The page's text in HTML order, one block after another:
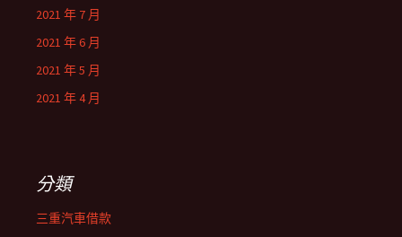
2021 年 7 月
2021 年 6 月
2021 年 5 月
2021 年 4 月
分類
三重汽車借款